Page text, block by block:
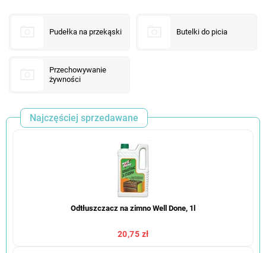
Pudełka na przekąski Butelki do picia
Przechowywanie
żywności
Najczęściej sprzedawane
Odtłuszczacz na zimno Well Done, 1l
20,75 zł